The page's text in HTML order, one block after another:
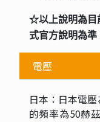
☆以上說明為目
式官方說明為準
電壓
日本：日本電
的頻率為50赫